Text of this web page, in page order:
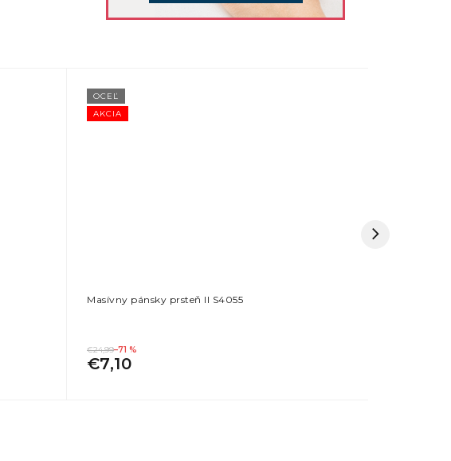
AKCIA
OCEĽ
Masívny pánsky prsteň II S4055
€24,99–71 %
€7,10